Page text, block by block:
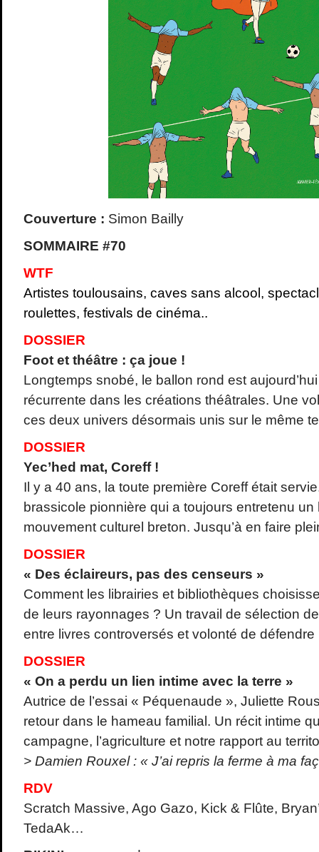
Couverture : Simon Bailly
SOMMAIRE #70
WTF
Artistes toulousains, caves sans alcool,
roulettes, festivals de cinéma..
DOSSIER
Foot et théâtre : ça joue !
Longtemps snobé, le ballon rond est
récurrente dans les créations théâtrales. Une
ces deux univers désormais unis sur le même
DOSSIER
Yec’hed mat, Coreff !
Il y a 40 ans, la toute première Coreff était
brassicole pionnière qui a toujours entretenu un
mouvement culturel breton. Jusqu’à en faire
DOSSIER
« Des éclaireurs, pas des censeurs »
Comment les librairies et bibliothèques
de leurs rayonnages ? Un travail de sélection
entre livres controversés et volonté de
DOSSIER
« On a perdu un lien intime avec la terre »
Autrice de l’essai « Péquenaude », Juliette
retour dans le hameau familial. Un récit intime
campagne, l’agriculture et notre rapport au
> Damien Rouxel : « J’ai repris la ferme à ma
RDV
Scratch Massive, Ago Gazo, Kick & Flûte,
TedaAk…